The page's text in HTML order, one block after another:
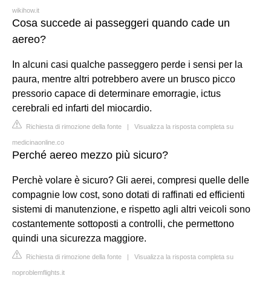
wikihow.it
Cosa succede ai passeggeri quando cade un
aereo?
In alcuni casi qualche passeggero perde i sensi per la
paura, mentre altri potrebbero avere un brusco picco
pressorio capace di determinare emorragie, ictus
cerebrali ed infarti del miocardio.
Richiesta di rimozione della fonte | Visualizza la risposta completa su
medicinaonline.co
Perché aereo mezzo più sicuro?
Perchè volare è sicuro? Gli aerei, compresi quelle delle
compagnie low cost, sono dotati di raffinati ed efficienti
sistemi di manutenzione, e rispetto agli altri veicoli sono
costantemente sottoposti a controlli, che permettono
quindi una sicurezza maggiore.
Richiesta di rimozione della fonte | Visualizza la risposta completa su
noproblemflights.it